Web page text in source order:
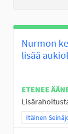
Nurmon
lisää
ETENEE
Rajaa
Itäinen